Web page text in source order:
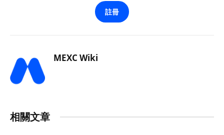
註冊
MEXC Wiki
相關文章